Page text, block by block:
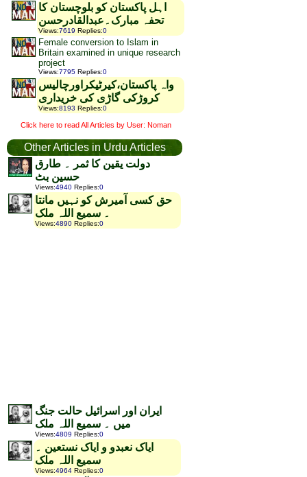
اہل پاکستان کو بلوچستان کا
تحفہ مبارک۔عبدالقادرحسن
Views:7619 Replies:0
Female conversion to Islam in
Britain examined in unique research
project
Views:7795 Replies:0
واہ پاکستان،کیرٹیکراورچالیس
کروڑکی گاڑی کی خریداری
Views:8193 Replies:0
Click here to read All Articles by User: Noman
Other Articles in Urdu Articles
دولت یقین کا ثمر ۔ طارق
حسین بٹ
Views:4940 Replies:0
حق کسی آمیرش کو نہیں مانتا
۔ سمیع اللہ ملک
Views:4890 Replies:0
ایران اور اسرائیل حالت جنگ
میں ۔ سمیع اللہ ملک
Views:4809 Replies:0
ایاک نعبدو و ایاک نستعین ۔
سمیع اللہ ملک
Views:4964 Replies:0